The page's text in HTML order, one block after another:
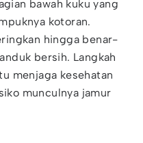
bawah kuku yang
kotoran.
hingga benar-
bersih. Langkah
menjaga kesehatan
munculnya jamur